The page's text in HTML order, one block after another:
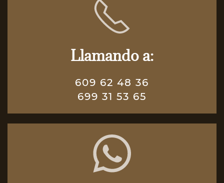
Llamando a:
609 62 48 36
699 31 53 65